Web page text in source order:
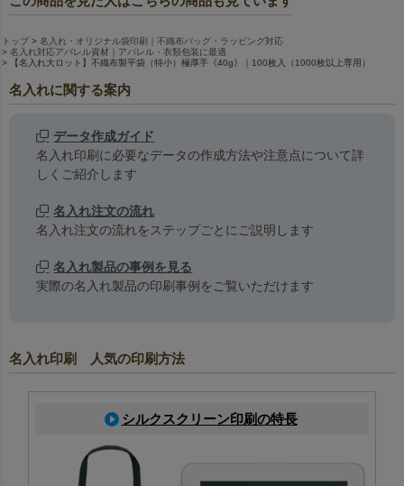
トップ
名入れ・オリジナル袋印刷｜不織布バッグ・ラッピング対応
名入れ対応アパレル資材｜アパレル・衣類包装に最適
【名入れ大ロット】不織布製平袋（特小）極厚手《40g》｜100枚入（1000枚以上専用）
名入れに関する案内
データ作成ガイド
名入れ印刷に必要なデータの作成方法や注意点について詳
しくご紹介します
名入れ注文の流れ
名入れ注文の流れをステップごとにご説明します
名入れ製品の事例を見る
実際の名入れ製品の印刷事例をご覧いただけます
名入れ印刷 人気の印刷方法
シルクスクリーン印刷の特長